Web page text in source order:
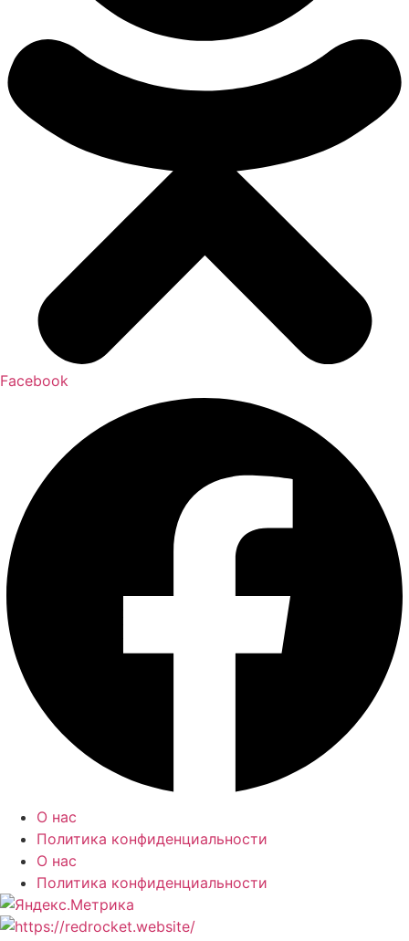
Facebook
О нас
Политика конфиденциальности
О нас
Политика конфиденциальности